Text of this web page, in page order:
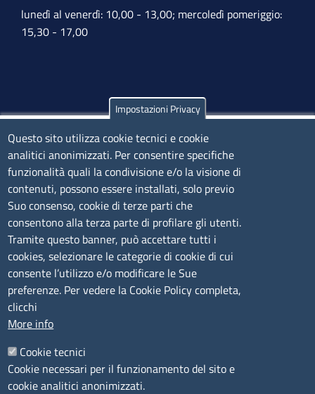
lunedì al venerdì: 10,00 - 13,00; mercoledì pomeriggio:
15,30 - 17,00
Olbia
Via Nanni 43 - 07026 Olbia
Tel. 0789 66122 | 0789 69580
mail:ufficio.olbia@ss.camcom.it
lunedì al venerdì: 9,00 - 12,00; lunedì pomeriggio: 16,00
- 17,00
CONTATTI
Camera di Commercio, Industria, Artigianato e
Agricoltura di Sassari
P.IVA01047570906
Codice Fiscale 80000930901
Impostazioni Privacy
Questo sito utilizza cookie tecnici e cookie
analitici anonimizzati. Per consentire specifiche
funzionalità quali la condivisione e/o la visione di
contenuti, possono essere installati, solo previo
Suo consenso, cookie di terze parti che
consentono alla terza parte di profilare gli utenti.
Tramite questo banner, può accettare tutti i
cookies, selezionare le categorie di cookie di cui
consente l’utilizzo e/o modificare le Sue
preferenze. Per vedere la Cookie Policy completa,
clicchi
More info
Cookie tecnici
Cookie necessari per il funzionamento del sito e
cookie analitici anonimizzati.